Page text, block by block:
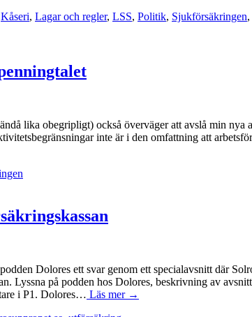
Kåseri, Lagar och regler, LSS, Politik, Sjukförsäkringen,
lika obegripligt) också överväger att avslå min
inte är i den omfattning att
Dolores ett svar genom ett specialavsnitt där
Lyssna på podden hos Dolores, beskrivning av
i P1. Dolores… Läs mer →